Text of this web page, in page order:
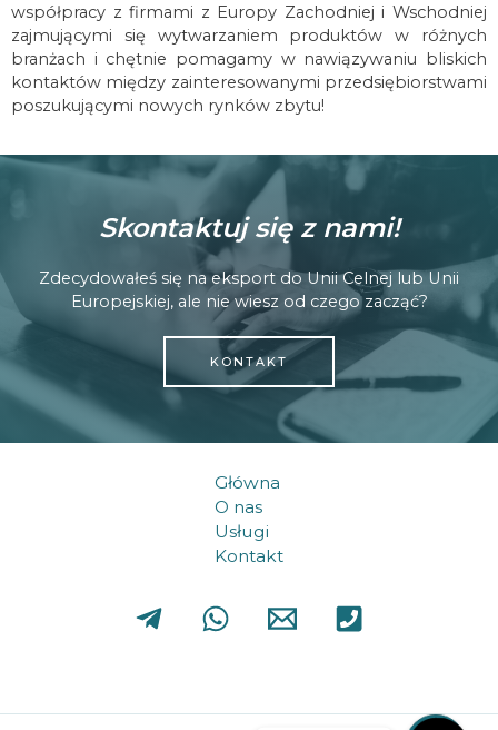
współpracy z firmami z Europy Zachodniej i Wschodniej
zajmującymi się wytwarzaniem produktów w różnych
branżach i chętnie pomagamy w nawiązywaniu bliskich
kontaktów między zainteresowanymi przedsiębiorstwami
poszukującymi nowych rynków zbytu!
Skontaktuj się z nami!
Zdecydowałeś się na eksport do Unii Celnej lub Unii
Europejskiej, ale nie wiesz od czego zacząć?
KONTAKT
Główna
O nas
Usługi
Kontakt